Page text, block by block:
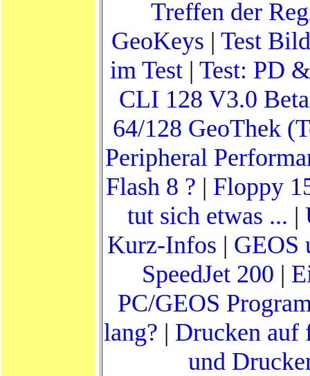
Treffen der
GeoKeys | Test
im Test | Test: PD
CLI 128 V3.0 Beta
64/128 GeoThek
Peripheral
Flash 8 ? | Floppy
tut sich etwas ... |
Kurz-Infos | GEOS
SpeedJet 200 |
PC/GEOS
lang? | Drucken auf
und